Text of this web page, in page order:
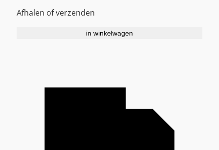
Afhalen of verzenden
in winkelwagen